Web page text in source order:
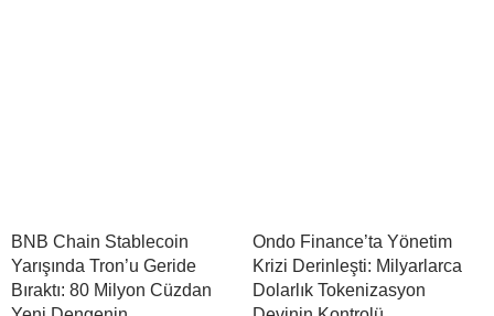
BNB Chain Stablecoin
Yarışında Tron’u Geride
Bıraktı: 80 Milyon Cüzdan
Ondo Finance’ta Yönetim
Krizi Derinleşti: Milyarlarca
Dolarlık Tokenizasyon